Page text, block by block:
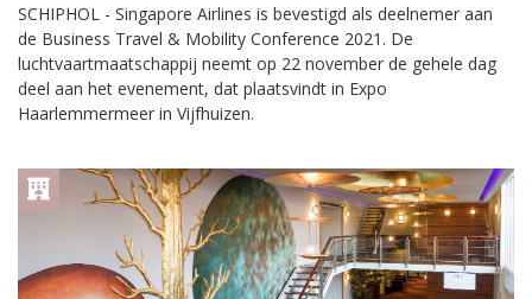
SCHIPHOL - Singapore Airlines is bevestigd als deelnemer aan
de Business Travel & Mobility Conference 2021. De
luchtvaartmaatschappij neemt op 22 november de gehele dag
deel aan het evenement, dat plaatsvindt in Expo
Haarlemmermeer in Vijfhuizen.